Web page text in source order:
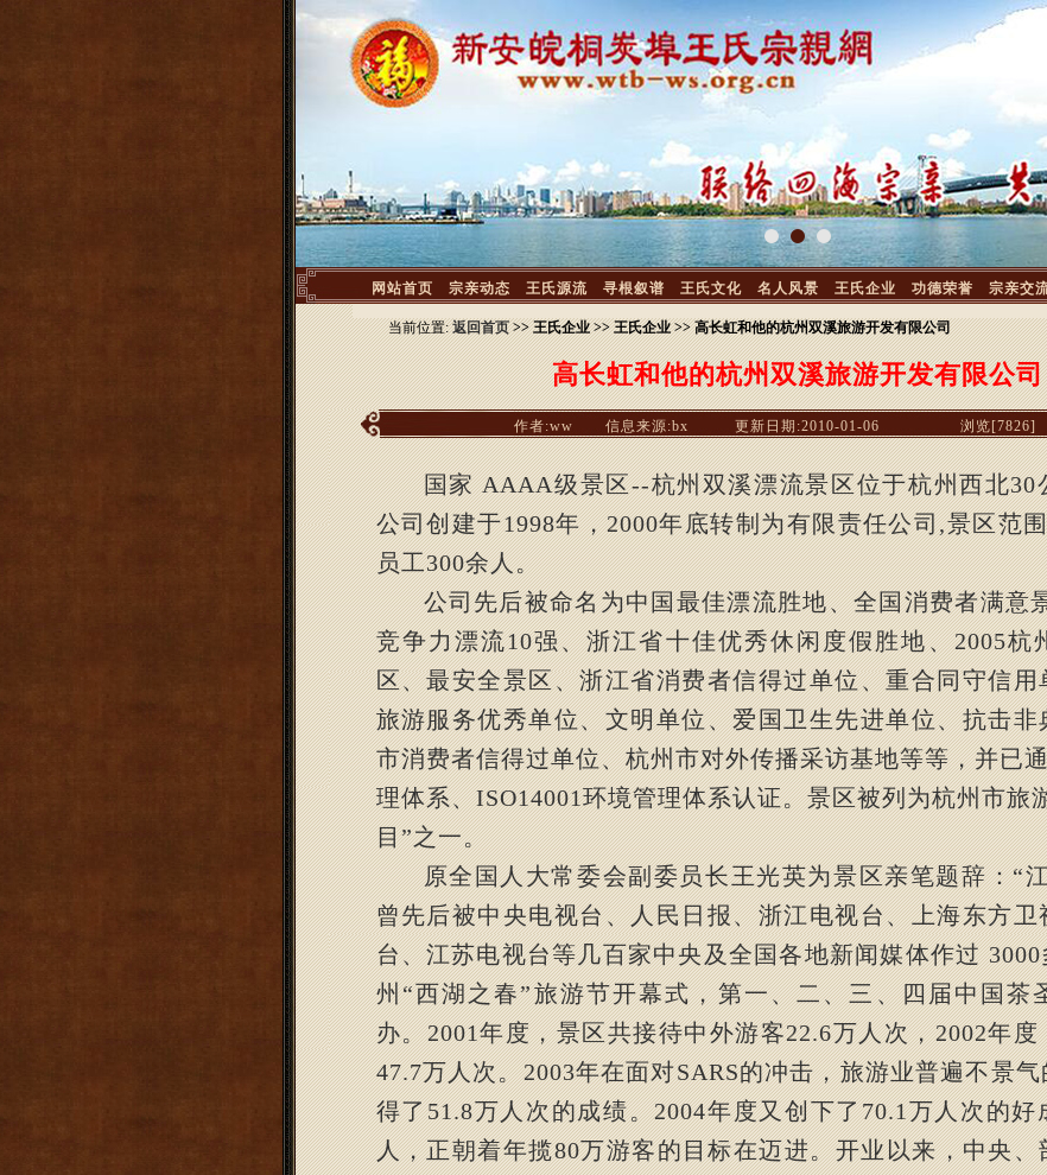
网站首页 宗亲动态 王氏源流 寻根叙谱 王氏文化 名人风景 王氏企业 功德荣誉 宗亲交
当前位置: 返回首页>> 王氏企业 >> 王氏企业 >> 高长虹和他的杭州双溪旅游开发有限公司
高长虹和他的杭州双溪旅游开发有限公司
作者:ww 信息来源:bx 更新日期:2010-01-06 浏览[7826]
国家AAAA级景区--杭州双溪漂流景区位于杭州西北30
公司创建于1998年，2000年底转制为有限责任公司,景区范
员工300余人。
公司先后被命名为中国最佳漂流胜地、全国消费者满意
竞争力漂流10强、浙江省十佳优秀休闲度假胜地、2005杭
区、最安全景区、浙江省消费者信得过单位、重合同守信
旅游服务优秀单位、文明单位、爱国卫生先进单位、抗击
市消费者信得过单位、杭州市对外传播采访基地等等，并已
理体系、ISO14001环境管理体系认证。景区被列为杭州市旅
目”之一。
原全国人大常委会副委员长王光英为景区亲笔题辞：“
曾先后被中央电视台、人民日报、浙江电视台、上海东方
台、江苏电视台等几百家中央及全国各地新闻媒体作过3000
州“西湖之春”旅游节开幕式，第一、二、三、四届中国茶
办。2001年度，景区共接待中外游客22.6万人次，2002年度
47.7万人次。2003年在面对SARS的冲击，旅游业普遍不景
得了51.8万人次的成绩。2004年度又创下了70.1万人次的好
人，正朝着年揽80万游客的目标在迈进。开业以来，中央